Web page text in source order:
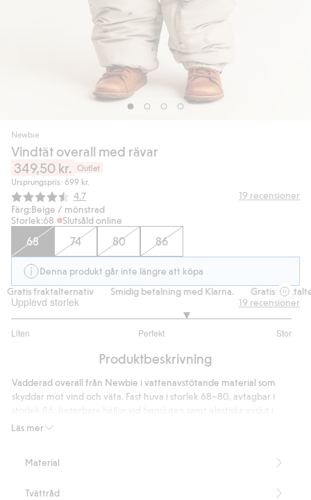
Newbie
Vindtät overall med rävar
349,50 kr. Outlet
Ursprungspris: 699 kr.
Snittbetyg:
4.7 19 recensioner
Färg:Beige / mönstrad
Storlek:68 Slutsåld online
68 74 80 86
Denna produkt går inte längre att köpa
fraktalternativ
Smidig betalning med Klarna. Gratis
Upplevd storlek
Liten Perfekt Stor
utav
16
betyg
19 recensioner
Produktbeskrivning
Läs mer
Vadderad overall från Newbie i vattenavstötande material som
skyddar mot vind och väta. Fast huva i storlek 68–80, avtagbar i
ärmar och ben ger följsam passform. Huva fodrad med mjuk pile för
enkelt att ärva vidare. Ett funktionellt ytterplagg för aktiva dagar
Innehåller 100% återvunnen polyester.
Material
Tvättråd